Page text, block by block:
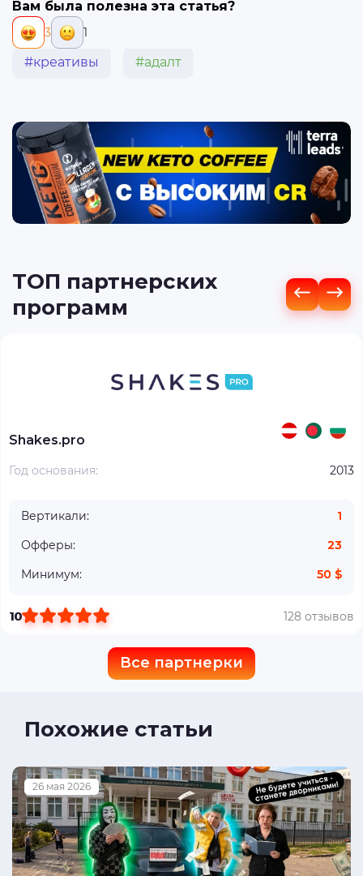
Вам была полезна эта статья?
3 1
#креативы #адалт
ТОП партнерских
программ
Shakes.pro
Год основания: 2013
Вертикали:
1
Офферы:
23
Минимум:
50 $
10 128 отзывов
Все партнерки
Похожие статьи
26 мая 2026